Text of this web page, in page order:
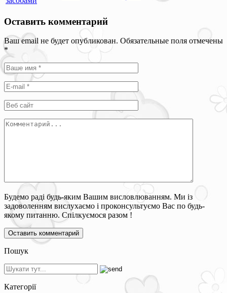
Оставить комментарий
Ваш email не будет опубликован. Обязательные поля отмечены
*
Будемо раді будь-яким Вашим висловлюванням. Ми із
задоволенням вислухаємо і проконсультуємо Вас по будь-
якому питанню. Спілкуємося разом !
Пошук
Категорії